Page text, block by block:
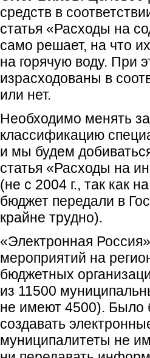
средств в
статья «Расходы на
само решает, на что
на горячую воду. При
израсходованы в
или нет.
Необходимо менять
классификацию
и мы будем
статья «Расходы на
(не с 2004 г., так как
бюджет передали в
крайне трудно).
«Электронная
мероприятий на
бюджетных
из 11500
не имеют 4500). Было
создавать
муниципалитеты не